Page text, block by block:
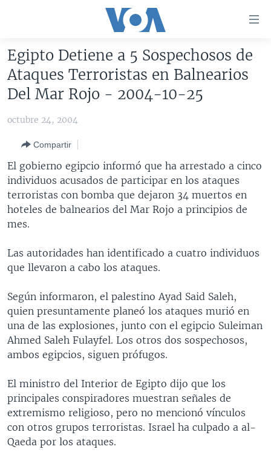
accesibilidad
Salte
al
contenido
Salte
principal
Salte
búsqueda
AMÉRICA DEL NORTE
EEUU
ELECCIONES EEUU 2024
VOA VERIFICA INMIGRACIÓN
VOA VERIFICA AMÉRICA LATINA
ARGENTINA
BOLIVIA
COLOMBIA
CHILE
ECUADOR
BRASIL
CHINA EN AMÉRICA LATINA
CENTROAMÉRICA
COSTA RICA
EL SALVADOR
HONDURAS
OTRAS SECCIONES
INMIGRACIÓN
MUNDO
ENTRETENIMIENTO Y CULTURA
TECNOLOGÍA
DEPORTES
ESPECIALES DE LA VOA
UCRANIA
VIDEOS
FOTOGRAFÍA
AUDIOS
PROGRAMAS TV
EL MUNDO AL DÍA
FORO INTERAMERICANO
LAS CLAVES
PANORAMA
RADIO
AVANCE INFORMATIVO
BUENOS DÍAS AMÉRICA
ESTADOS UNIDOS AL DÍA
EL MUNDO AL DÍA [RADIO]
DIRECT
Learning English
SÍGANOS
Egipto Detiene a 5 Sospechosos de
Ataques Terroristas en Balnearios
Del Mar Rojo - 2004-10-25
octubre 24, 2004
Compartir
El gobierno egipcio informó que ha arrestado a cinco
individuos acusados de participar en los ataques
terroristas con bomba que dejaron 34 muertos en
hoteles de balnearios del Mar Rojo a principios de
mes.
Las autoridades han identificado a cuatro individuos
que llevaron a cabo los ataques.
Según informaron, el palestino Ayad Said Saleh,
quien presuntamente planeó los ataques murió en
una de las explosiones, junto con el egipcio Suleiman
Ahmed Saleh Fulayfel. Los otros dos sospechosos,
ambos egipcios, siguen prófugos.
El ministro del Interior de Egipto dijo que los
principales conspiradores muestran señales de
extremismo religioso, pero no mencionó vínculos
con otros grupos terroristas. Israel ha culpado a al-
Qaeda por los ataques.